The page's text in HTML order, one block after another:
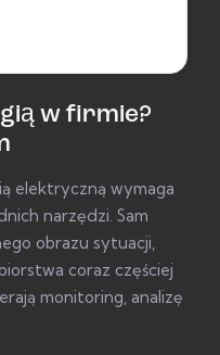
w firmie?
elektryczną wymaga
narzędzi. Sam
obrazu sytuacji,
coraz częściej
monitoring, analizę